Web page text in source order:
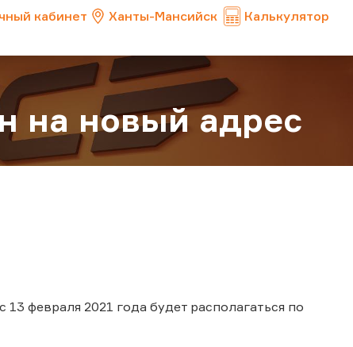
кабинет Ханты-Мансийск Калькулятор
на новый адрес
февраля 2021 года будет располагаться по